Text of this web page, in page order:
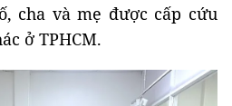
cha và mẹ được cấp cứu
ở TPHCM.